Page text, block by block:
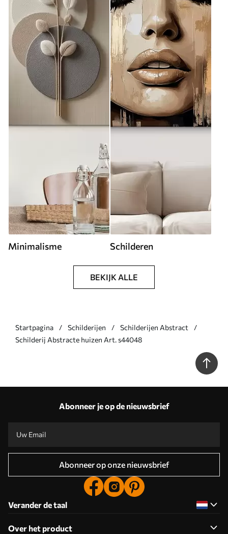
Minimalisme Schilderen
BEKIJK ALLE
Startpagina Schilderijen
Schilderijen Abstract
Schilderij Abstracte huizen Art. s44048
Abonneer je op de nieuwsbrief
Abonneer op onze nieuwsbrief
Verander de taal
Over het product